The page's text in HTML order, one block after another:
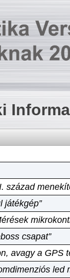
század
játékgép”
csapat”
avagy a GPS
led